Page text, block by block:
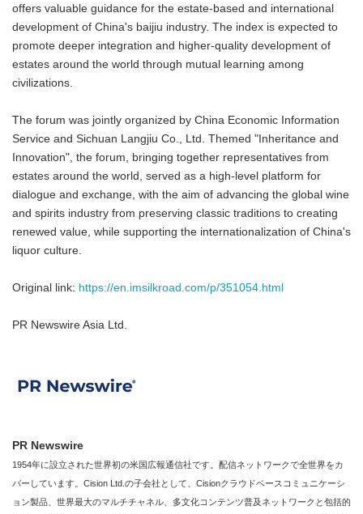
offers valuable guidance for the estate-based and international
development of China's baijiu industry. The index is expected to
promote deeper integration and higher-quality development of
estates around the world through mutual learning among
civilizations.
The forum was jointly organized by China Economic Information
Service and Sichuan Langjiu Co., Ltd. Themed "Inheritance and
Innovation", the forum, bringing together representatives from
estates around the world, served as a high-level platform for
dialogue and exchange, with the aim of advancing the global wine
and spirits industry from preserving classic traditions to creating
renewed value, while supporting the internationalization of China's
liquor culture.
Original link: https://en.imsilkroad.com/p/351054.html
PR Newswire Asia Ltd.
PR Newswire
1954年に設立された世界初の米国広報通信社です。配信ネットワークで全世界をカ
バーしています。Cision Ltd.の子会社として、Cisionクラウドベースコミュニケーシ
ョン製品、世界最大のマルチチャネル、多文化コンテンツ普及ネットワークと包括的